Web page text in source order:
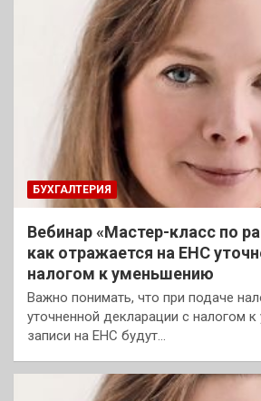
БУХГАЛТЕРИЯ
Вебинар «Мастер-класс по
как отражается на ЕНС
налогом к уменьшению
Важно понимать, что при подаче
уточненной декларации с налогом
записи на ЕНС будут…